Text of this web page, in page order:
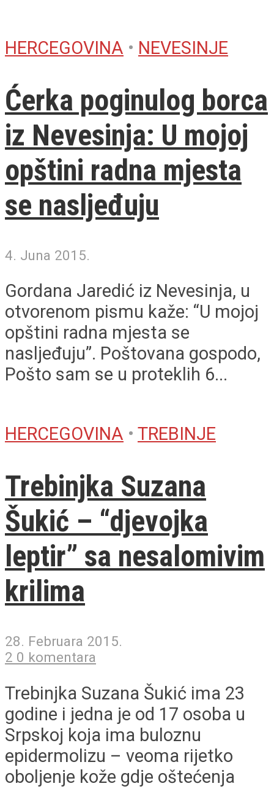
HERCEGOVINA • NEVESINJE
Ćerka poginulog borca
iz Nevesinja: U mojoj
opštini radna mjesta
se nasljeđuju
4. Juna 2015.
Gordana Jaredić iz Nevesinja, u
otvorenom pismu kaže: “U mojoj
opštini radna mjesta se
nasljeđuju”. Poštovana gospodo,
Pošto sam se u proteklih 6...
HERCEGOVINA • TREBINJE
Trebinjka Suzana
Šukić – “djevojka
leptir” sa nesalomivim
krilima
28. Februara 2015.
2 0 komentara
Trebinjka Suzana Šukić ima 23
godine i jedna je od 17 osoba u
Srpskoj koja ima buloznu
epidermolizu – veoma rijetko
oboljenje kože gdje oštećenja